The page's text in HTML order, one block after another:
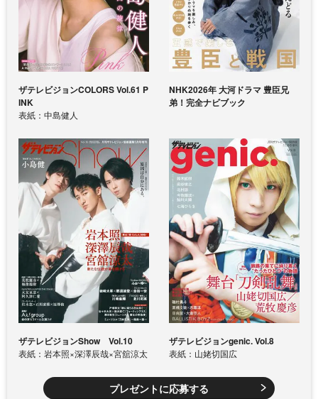
ザテレビジョンCOLORS Vol.61 P
INK
表紙：中島健人
NHK2026年 大河ドラマ 豊臣兄
弟！完全ナビブック
ザテレビジョンShow Vol.10
表紙：岩本照×深澤辰哉×宮舘涼太
ザテレビジョンgenic. Vol.8
表紙：山姥切国広
プレゼントに応募する